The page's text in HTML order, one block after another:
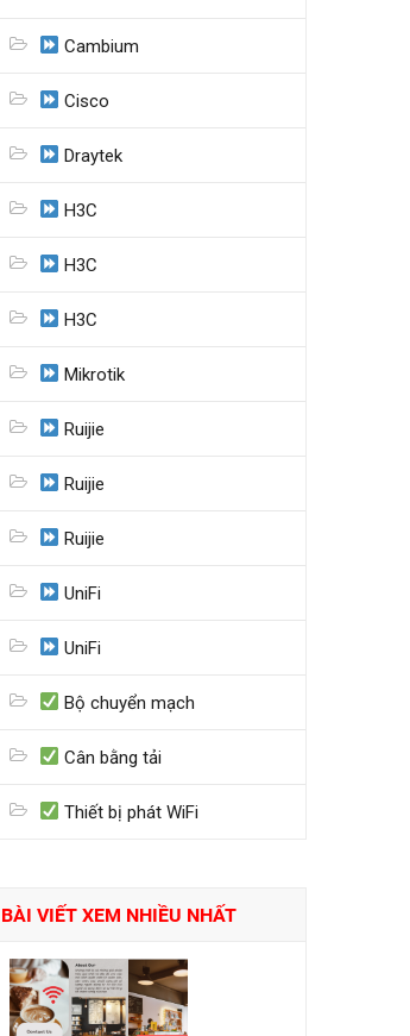
Cambium
Cisco
Draytek
H3C
H3C
H3C
Mikrotik
Ruijie
Ruijie
Ruijie
UniFi
UniFi
Bộ chuyển mạch
Cân bằng tải
Thiết bị phát WiFi
BÀI VIẾT XEM NHIỀU NHẤT